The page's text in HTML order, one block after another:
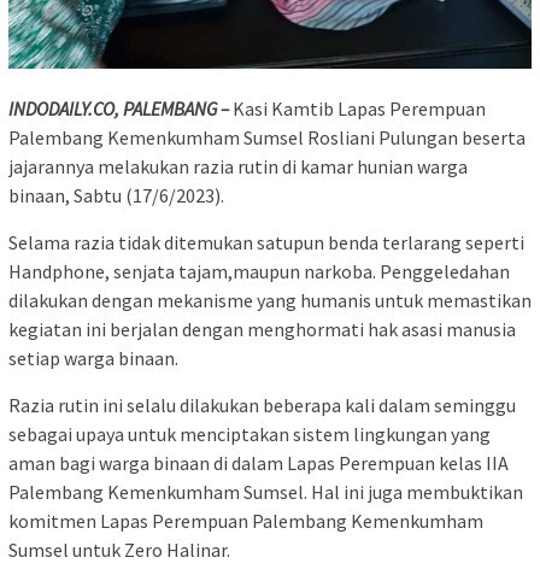
INDODAILY.CO, PALEMBANG –Kasi Kamtib Lapas Perempuan
Palembang Kemenkumham Sumsel Rosliani Pulungan beserta
jajarannya melakukan razia rutin di kamar hunian warga
binaan, Sabtu (17/6/2023).
Selama razia tidak ditemukan satupun benda terlarang seperti
Handphone, senjata tajam,maupun narkoba. Penggeledahan
dilakukan dengan mekanisme yang humanis untuk memastikan
kegiatan ini berjalan dengan menghormati hak asasi manusia
setiap warga binaan.
Razia rutin ini selalu dilakukan beberapa kali dalam seminggu
sebagai upaya untuk menciptakan sistem lingkungan yang
aman bagi warga binaan di dalam Lapas Perempuan kelas IIA
Palembang Kemenkumham Sumsel. Hal ini juga membuktikan
komitmen Lapas Perempuan Palembang Kemenkumham
Sumsel untuk Zero Halinar.